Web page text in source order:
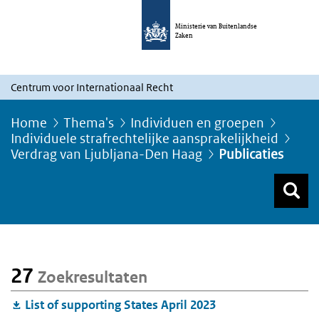
Ministerie van Buitenlandse
Zaken
Centrum voor Internationaal Recht
Home Thema's
Individuen en groepen
Individuele strafrechtelijke aansprakelijkheid
Verdrag van Ljubljana-Den Haag
Publicaties
27 Zoekresultaten
List of supporting States April 2023